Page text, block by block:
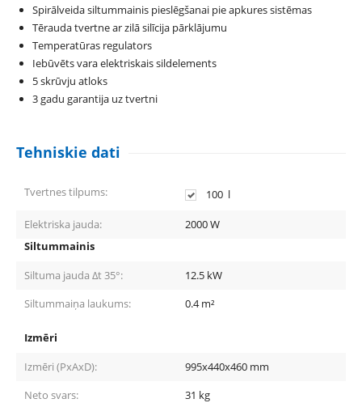
Spirālveida siltummainis pieslēgšanai pie apkures sistēmas
Tērauda tvertne ar zilā silīcija pārklājumu
Temperatūras regulators
Iebūvēts vara elektriskais sildelements
5 skrūvju atloks
3 gadu garantija uz tvertni
Tehniskie dati
Tvertnes tilpums: 100 l
Elektriska jauda: 2000W
Siltummainis
Siltuma jauda Δt 35°:
12.5 kW
Siltummaiņa laukums:
0.4 m²
Izmēri
Izmēri (PxAxD):
995x440x460 mm
Neto svars:
31 kg